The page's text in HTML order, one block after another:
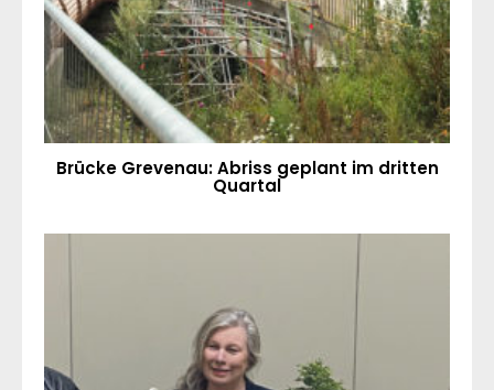
Brücke Grevenau: Abriss geplant im dritten
Quartal